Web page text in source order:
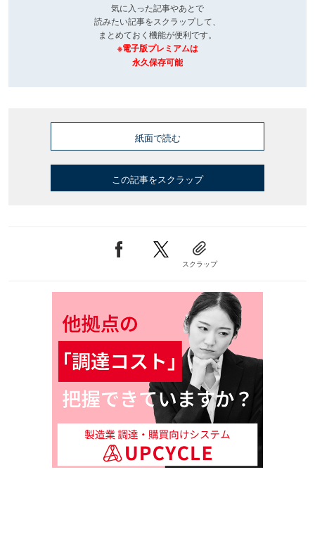
気に入った記事やあとで
読みたい記事をスクラップして、
まとめておく機能が便利です。
※電子版プレミアムは
永久保存可能
紙面で読む
この記事をスクラップ
スクラップ